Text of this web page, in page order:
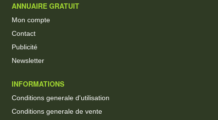
ANNUAIRE GRATUIT
Mon compte
Contact
Publicité
Newsletter
INFORMATIONS
Conditions generale d'utilisation
Conditions generale de vente